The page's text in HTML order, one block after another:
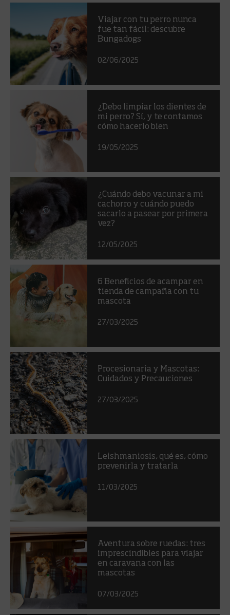
Viajar con tu perro nunca
fue tan fácil: descubre
Bungadogs
02/06/2025
¿Debo limpiar los dientes de
mi perro? Sí, y te contamos
cómo hacerlo bien
19/05/2025
¿Cuándo debo vacunar a mi
cachorro y cuándo puedo
sacarlo a pasear por primera
vez?
12/05/2025
6 Beneficios de acampar en
tienda de campaña con tu
mascota
27/03/2025
Procesionaria y Mascotas:
Cuidados y Precauciones
27/03/2025
Leishmaniosis, qué es, cómo
prevenirla y tratarla
11/03/2025
Aventura sobre ruedas: tres
imprescindibles para viajar
en caravana con las
mascotas
07/03/2025